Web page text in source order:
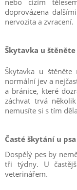
nebo cizím
doprovázena
nervozita a zvracení.
Škytavka u štěněte
Škytavka u
normální jev a
a bránice, které
záchvat trvá
nemusíte si s tím
Časté škytání u psa
Dospělý pes by
tři týdny. U
veterinářem.